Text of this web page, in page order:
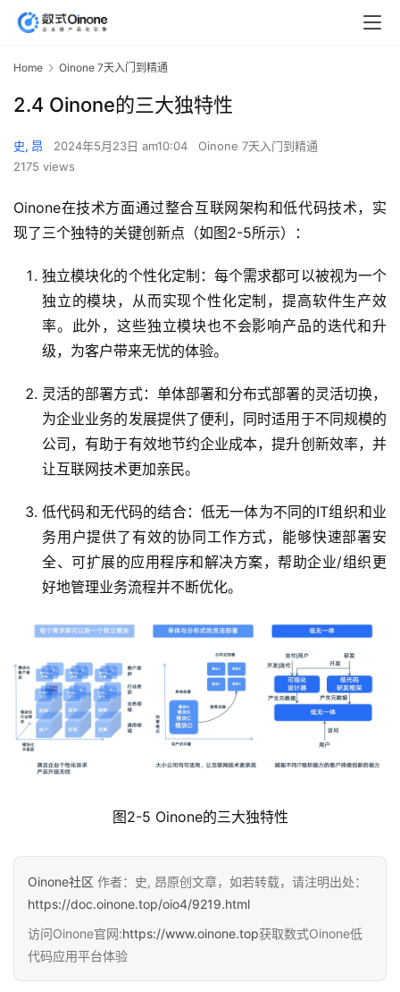
Home Oinone 7天入门到精通
2.4 Oinone的三大独特性
史, 昂 2024年5月23日 am10:04
Oinone 7天入门到精通
2175 views
Oinone在技术方面通过整合互联网架构和低代码技术，实
现了三个独特的关键创新点（如图2-5所示）：
独立模块化的个性化定制：每个需求都可以被视为一个
独立的模块，从而实现个性化定制，提高软件生产效
率。此外，这些独立模块也不会影响产品的迭代和升
级，为客户带来无忧的体验。
灵活的部署方式：单体部署和分布式部署的灵活切换，
为企业业务的发展提供了便利，同时适用于不同规模的
公司，有助于有效地节约企业成本，提升创新效率，并
让互联网技术更加亲民。
低代码和无代码的结合：低无一体为不同的IT组织和业
务用户提供了有效的协同工作方式，能够快速部署安
全、可扩展的应用程序和解决方案，帮助企业/组织更
好地管理业务流程并不断优化。
图2-5 Oinone的三大独特性
Oinone社区 作者：史, 昂原创文章，如若转载，请注明出处：
https://doc.oinone.top/oio4/9219.html
访问Oinone官网:https://www.oinone.top获取数式Oinone低
代码应用平台体验